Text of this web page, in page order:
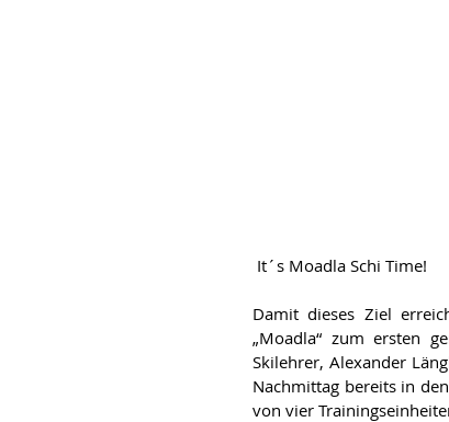
It´s Moadla Schi Time!
Damit dieses Ziel
„Moadla“ zum ersten
Skilehrer, Alexander
Nachmittag bereits in
von vier